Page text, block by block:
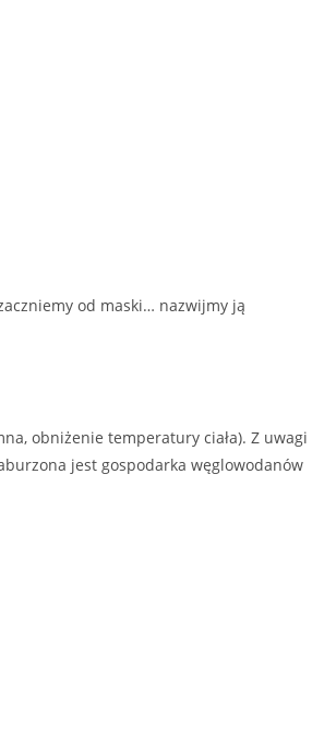
od maski… nazwijmy ją
obniżenie temperatury ciała). Z uwagi
jest gospodarka węglowodanów